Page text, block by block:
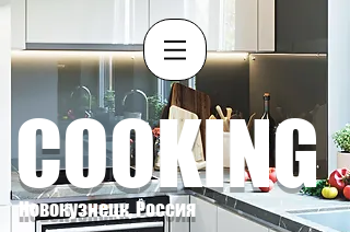
COOKING
Новокузнецк, Россия